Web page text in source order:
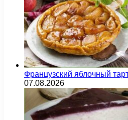
Французский яблочный
07.08.2026